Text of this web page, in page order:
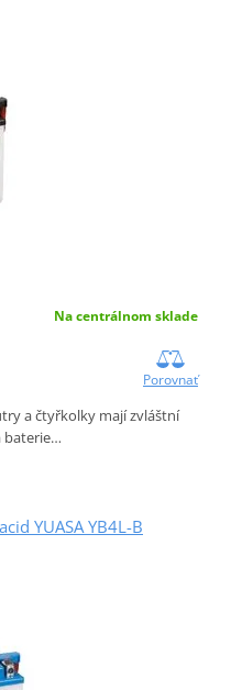
Na centrálnom sklade
Porovnať
a čtyřkolky mají zvláštní
baterie…
YUASA YB4L-B